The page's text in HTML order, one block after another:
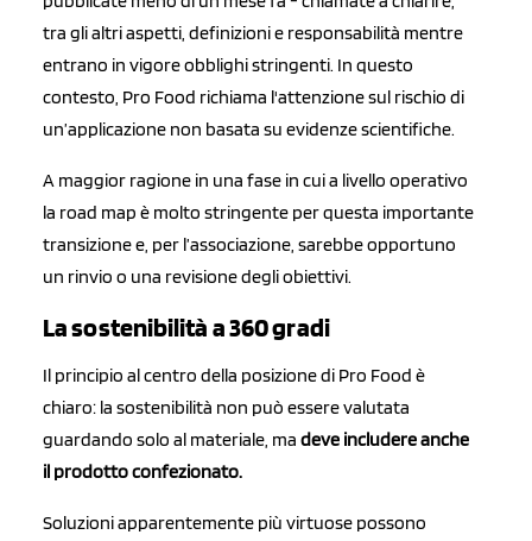
tra gli altri aspetti, definizioni e responsabilità mentre
entrano in vigore obblighi stringenti. In questo
contesto, Pro Food richiama l'attenzione sul rischio di
un’applicazione non basata su evidenze scientifiche.
A maggior ragione in una fase in cui a livello operativo
la road map è molto stringente per questa importante
transizione e, per l’associazione, sarebbe opportuno
un rinvio o una revisione degli obiettivi.
La sostenibilità a 360 gradi
Il principio al centro della posizione di Pro Food è
chiaro: la sostenibilità non può essere valutata
guardando solo al materiale, ma deve includere anche
il prodotto confezionato.
Soluzioni apparentemente più virtuose possono